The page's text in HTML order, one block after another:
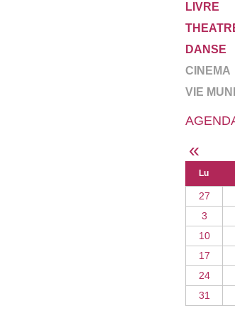
LIVRE
DANSE
CINEMA
VIE
«
Lu
27
3
10
17
24
31